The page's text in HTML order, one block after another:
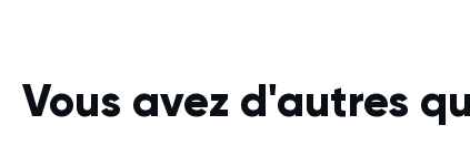
Vous avez d'autres